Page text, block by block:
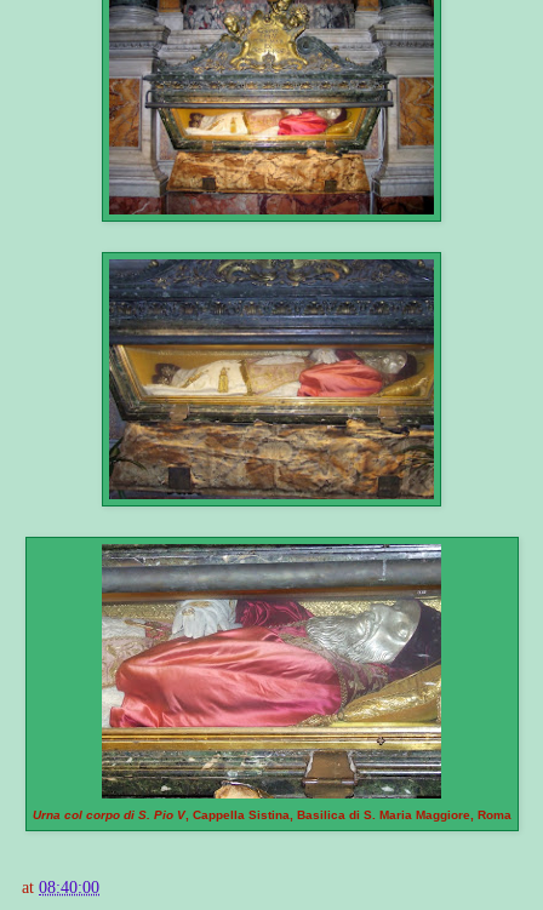
Urna col corpo di S. Pio V, Cappella Sistina, Basilica di S. Maria Maggiore, Roma
at 08:40:00